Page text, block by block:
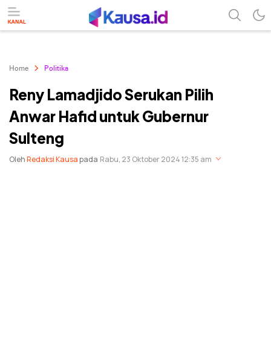
Home Politika
Reny Lamadjido Serukan Pilih
Anwar Hafid untuk Gubernur
Sulteng
OlehRedaksi Kausapada Rabu, 23 Oktober 2024 12:35 am